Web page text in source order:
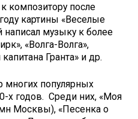
композитору после
картины «Веселые
написал музыку к более
«Волга-Волга»,
Гранта» и др.
многих популярных
х годов. Среди них, «Моя
Москвы), «Песенка о